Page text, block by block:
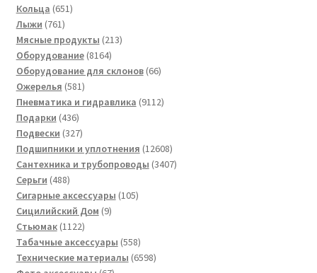
Кольца 651651
Лыжи 761761
товар
Мясные продукты 213213
Оборудование 81648164
товара
Оборудование для склонов 6666
Ожерелья 581581
товар
Пневматика и гидравлика 91129112
Подарки 436436
товаров
Подвески 327327
товаров
Подшипники и уплотнения 1260812608
товаров
Сантехника и трубопроводы 34073407
Серьги 488488
товаров
Сигарные аксессуары 105105
Сицилийский Дом 99
Стьюмак 11221122
товара
Табачные аксессуары 558558
товаров
Технические материалы 65986598